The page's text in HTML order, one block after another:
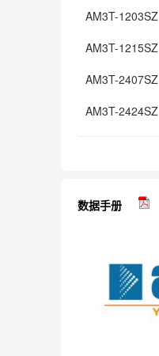
AM3T-1203SZ
AM3T-1215SZ
AM3T-2407SZ
AM3T-2424SZ
数据手册